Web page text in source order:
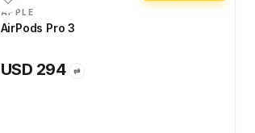
APPLE
AirPods Pro 3
USD 294 ⇄